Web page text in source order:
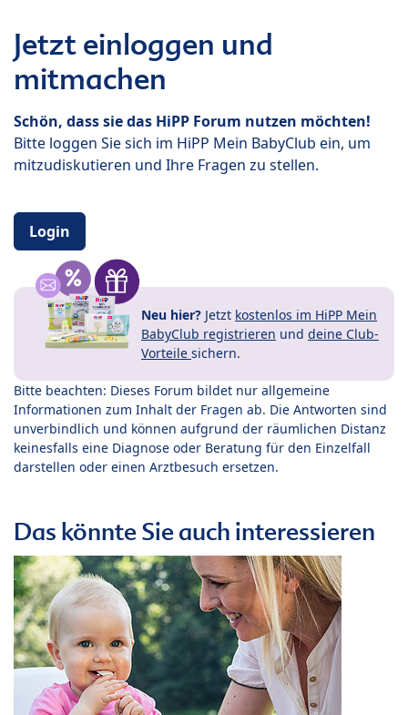
Jetzt einloggen und
mitmachen
Schön, dass sie das HiPP Forum nutzen möchten!
Bitte loggen Sie sich im HiPP Mein BabyClub ein, um
mitzudiskutieren und Ihre Fragen zu stellen.
Login
Neu hier? Jetzt kostenlos im HiPP Mein
BabyClub registrieren und deine Club-
Vorteile sichern.
Bitte beachten: Dieses Forum bildet nur allgemeine
Informationen zum Inhalt der Fragen ab. Die Antworten sind
unverbindlich und können aufgrund der räumlichen Distanz
keinesfalls eine Diagnose oder Beratung für den Einzelfall
darstellen oder einen Arztbesuch ersetzen.
Das könnte Sie auch interessieren